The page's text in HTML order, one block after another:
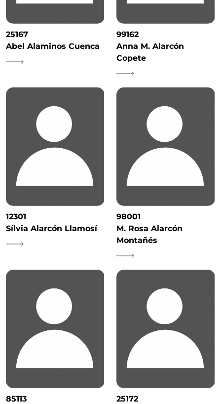
25167
Abel Alaminos Cuenca
99162
Anna M. Alarcón
Copete
12301
Sílvia Alarcón Llamosí
98001
M. Rosa Alarcón
Montañés
85113
25172